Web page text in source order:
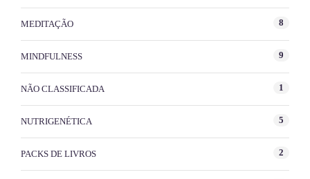
MEDITAÇÃO 8
MINDFULNESS 9
NÃO CLASSIFICADA 1
NUTRIGENÉTICA 5
PACKS DE LIVROS 2